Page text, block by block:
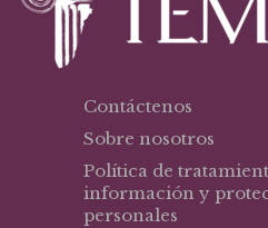
Contáctenos
Sobre nosotros
Política de
información y
personales